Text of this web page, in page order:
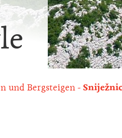
und Bergsteigen